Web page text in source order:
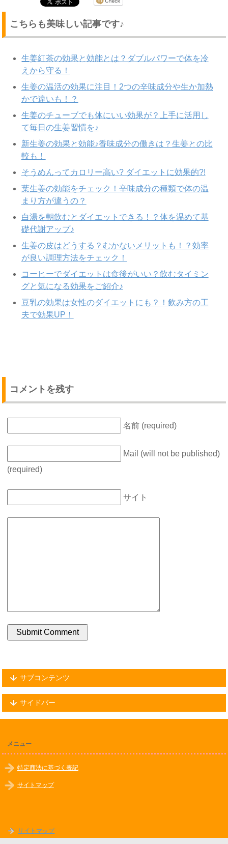
こちらも美味しい記事です♪
生姜紅茶の効果と効能とは？ダブルパワーで体を冷
えから守る！
生姜の温活の効果に注目！2つの辛味成分や生か加熱
かで違いも！？
生姜のチューブでも体にいい効果が？上手に活用し
て毎日の生姜習慣を♪
新生姜の効果と効能♪香味成分の働きは？生姜との比
較も！
そうめんってカロリー高い? ダイエットに効果的?!
葉生姜の効能をチェック！辛味成分の種類で体の温
まり方が違うの？
白湯を朝飲むとダイエットできる！？体を温めて基
礎代謝アップ♪
生姜の皮はどうする？むかないメリットも！？効率
が良い調理方法をチェック！
コーヒーでダイエットは食後がいい？飲むタイミン
グと気になる効果をご紹介♪
豆乳の効果は女性のダイエットにも？！飲み方の工
夫で効果UP！
コメントを残す
名前 (required)
Mail (will not be published)
(required)
サイト
サブコンテンツ
サイドバー
メニュー
特定商法に基づく表記
サイトマップ
サイトマップ